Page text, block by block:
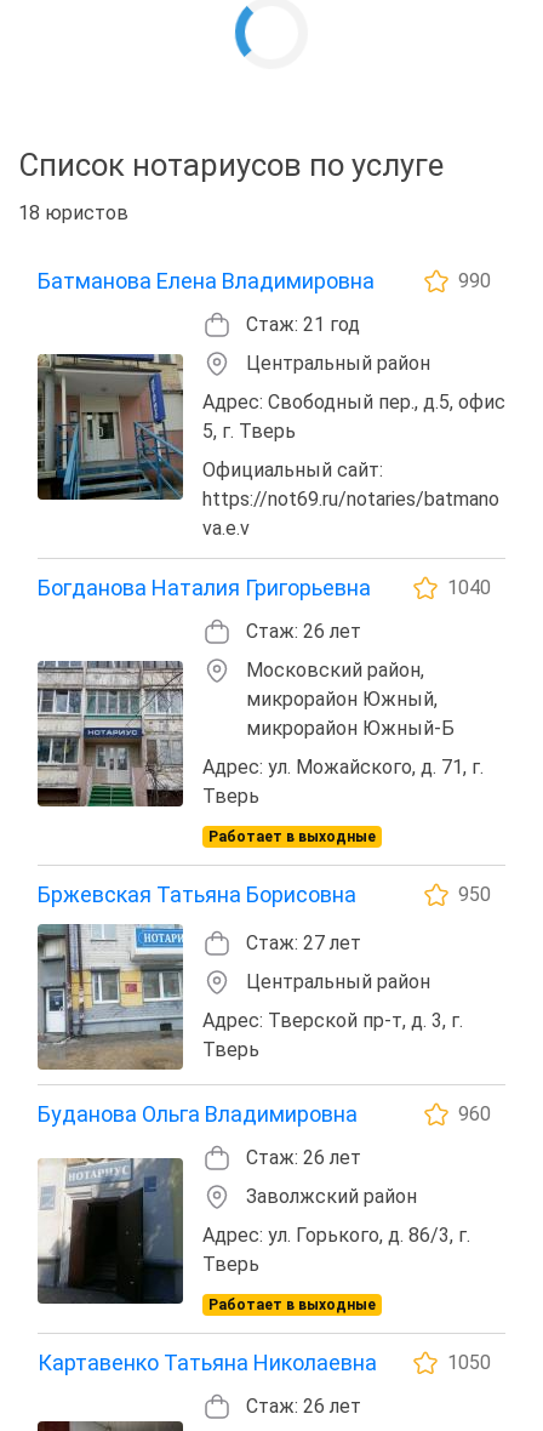
Список нотариусов по услуге
18 юристов
Батманова Елена Владимировна
990
Стаж: 21 год
Центральный район
Адрес: Свободный пер., д.5, офис
5, г. Тверь
Официальный сайт:
https://not69.ru/notaries/batmano
va.e.v
Богданова Наталия Григорьевна
1040
Стаж: 26 лет
Московский район,
микрорайон Южный,
микрорайон Южный-Б
Адрес: ул. Можайского, д. 71, г.
Тверь
Работает в выходные
Бржевская Татьяна Борисовна 950
Стаж: 27 лет
Центральный район
Адрес: Тверской пр-т, д. 3, г.
Тверь
Буданова Ольга Владимировна
960
Стаж: 26 лет
Заволжский район
Адрес: ул. Горького, д. 86/3, г.
Тверь
Работает в выходные
Картавенко Татьяна Николаевна
1050
Стаж: 26 лет